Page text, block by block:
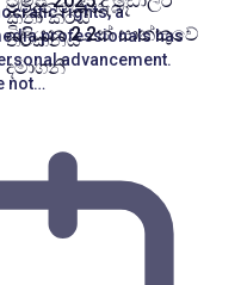
බිලියන 2.2ක් සාක්කුවේ
දමාගනී
මර්දනයේ සැබෑ
තර්කනය
කතා කරයිrights, a
professionals has
advancement.
not…